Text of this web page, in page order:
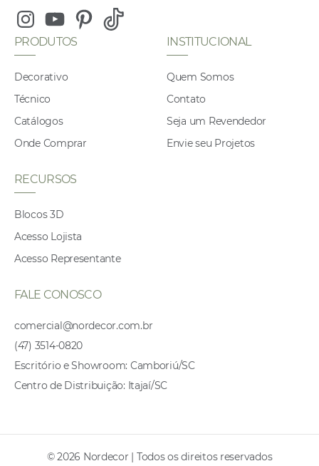
InstagramYoutubePinterest
Tiktok
PRODUTOS
Decorativo
Técnico
Catálogos
Onde Comprar
INSTITUCIONAL
Quem Somos
Contato
Seja um Revendedor
Envie seu Projetos
RECURSOS
Blocos 3D
Acesso Lojista
Acesso Representante
FALE CONOSCO
comercial@nordecor.com.br
(47) 3514-0820
Escritório e Showroom: Camboriú/SC
Centro de Distribuição: Itajaí/SC
© 2026 Nordecor | Todos os direitos reservados